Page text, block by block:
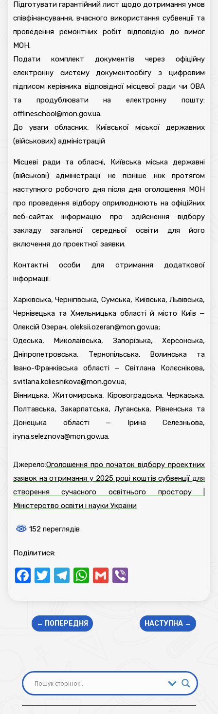
Підготувати гарантійний лист щодо дотримання умов
співфінансування, вчасного використання субвенції та
проведення ремонтних робіт відповідно до вимог
МОН.
Подати комплект документів через офіційну
електронну систему документообігу з цифровим
підписом керівника відповідної місцевої ради чи ОВА
та продублювати на електронну пошту:
offlineschool@mon.gov.ua.
До уваги обласних, Київської міської державних
(військових) адміністрацій
Місцеві ради та обласні, Київська міська державні
(військові) адміністрації не пізніше ніж протягом
наступного робочого дня після дня оголошення МОН
про проведення відбору оприлюднюють на офіційних
веб-сайтах інформацію про здійснення відбору
закладу загальної середньої освіти для його
включення до проектної заявки.
Контактні особи для отримання додаткової
інформації:
Харківська, Чернігівська, Сумська, Київська, Львівська,
Чернівецька та Хмельницька області й місто Київ —
Олексій Озеран, oleksii.ozeran@mon.gov.ua;
Одеська, Миколаївська, Запорізька, Херсонська,
Дніпропетровська, Тернопільська, Волинська та
Івано-Франківська області — Світлана Колєснікова,
svitlana.koliesnikova@mon.gov.ua;
Вінницька, Житомирська, Кіровоградська, Черкаська,
Полтавська, Закарпатська, Луганська, Рівненська та
Донецька області — Ірина Селезньова,
iryna.seleznova@mon.gov.ua.
Джерело:Оголошення про початок відбору проектних
заявок на отримання у 2025 році коштів субвенції для
створення сучасного освітнього простору |
Міністерство освіти і науки України
152 переглядів
Поділитися:
Facebook
Twitter
Telegram
WhatsApp
GmailViber
← ПОПЕРЕДНЯ НАСТУПНА →